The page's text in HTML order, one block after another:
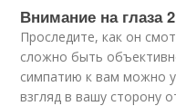
Внимание на глаза 2
Проследите, как он
сложно быть
симпатию к вам можно
взгляд в вашу сторону